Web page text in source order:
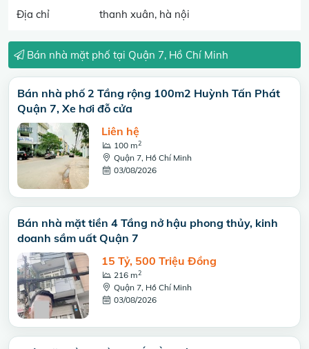
Địa chỉ thanh xuân, hà nội
Bán nhà mặt phố tại Quận 7, Hồ Chí Minh
Bán nhà phố 2 Tầng rộng 100m2 Huỳnh Tấn Phát
Quận 7, Xe hơi đỗ cửa
Liên hệ
100 m2
Quận 7, Hồ Chí Minh
03/08/2026
Bán nhà mặt tiền 4 Tầng nở hậu phong thủy, kinh
doanh sầm uất Quận 7
15 Tỷ, 500 Triệu Đồng
216 m2
Quận 7, Hồ Chí Minh
03/08/2026